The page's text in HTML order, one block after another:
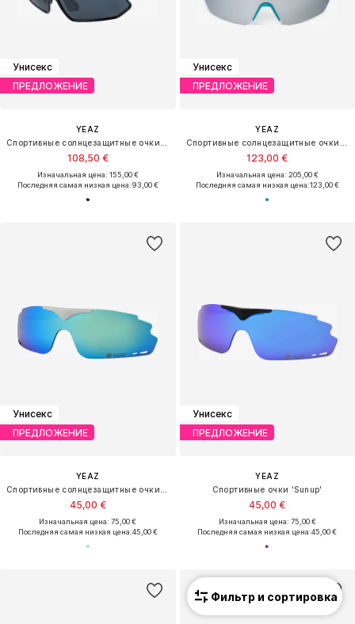
Унисекс
ПРЕДЛОЖЕНИЕ
YEAZ
108,50 €
Изначальная цена: 155,00 €
Последняя самая низкая цена:93,00 €
Унисекс
ПРЕДЛОЖЕНИЕ
YEAZ
123,00 €
Изначальная цена: 205,00 €
Последняя самая низкая цена:123,00 €
Унисекс
ПРЕДЛОЖЕНИЕ
YEAZ
45,00 €
Изначальная цена: 75,00 €
Последняя самая низкая цена:45,00 €
Унисекс
ПРЕДЛОЖЕНИЕ
YEAZ
Спортивные очки 'Sunup'
45,00 €
Изначальная цена: 75,00 €
Последняя самая низкая цена:45,00 €
Фильтр и сортировка